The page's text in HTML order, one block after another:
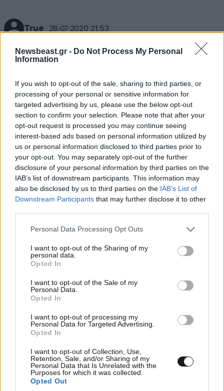
Newsbeast.gr - Do Not Process My Personal
Information
If you wish to opt-out of the sale, sharing to third parties, or
processing of your personal or sensitive information for
targeted advertising by us, please use the below opt-out
section to confirm your selection. Please note that after your
opt-out request is processed you may continue seeing
interest-based ads based on personal information utilized by
us or personal information disclosed to third parties prior to
your opt-out. You may separately opt-out of the further
disclosure of your personal information by third parties on the
IAB’s list of downstream participants. This information may
also be disclosed by us to third parties on the IAB’s List of
Downstream Participants that may further disclose it to other
Please note that this website/app uses one or more Google
not limited to your visit or usage behaviour. You may click to
grant or deny consent to Google and its third-party tags to
use your data for below specified purposes in below Google
consent section.
Personal Data Processing Opt Outs
I want to opt-out of the Sharing of my
personal data.
Opted In
I want to opt-out of the Sale of my
Personal Data.
Opted In
I want to opt-out of processing my
Personal Data for Targeted Advertising.
Opted In
I want to opt-out of Collection, Use,
Retention, Sale, and/or Sharing of my
Personal Data that Is Unrelated with the
Purposes for which it was collected.
Opted Out
True 28·07·2020 21:53
Οι μαγκιές πληρώνονται. Όταν εμείς είχαμε 1.5 μήνα
καραντίνα στα πάντα οι λευκορωσοι έπαιζαν
στις κερκίδες πιστεύοντας ότι η βότκα θα τους κάνει
ατρωτους. Από εδώ και πέρα σαν τα κοτόπουλα θα
πεθαίνουν.
Απαντήστε
TRENDING
Τραγωδία στα Μάλια: «Ο πανικός τη σκότωσε»
– Τι λένε μάρτυρες για τη 42χρονη Ολλανδή
που πνίγηκε προσπαθώντας να σώσει τη φίλη